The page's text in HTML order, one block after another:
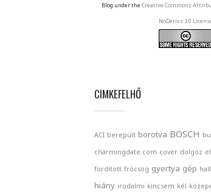
Blog under the Creative Commons
NoDerivs 3.0
CIMKEFELHŐ
ACI berepült borotva BOSCH
charmingdate.com cover dolgoz
fordított fröcsög gyertya gép hall
hiány irodalmi kincsem kél